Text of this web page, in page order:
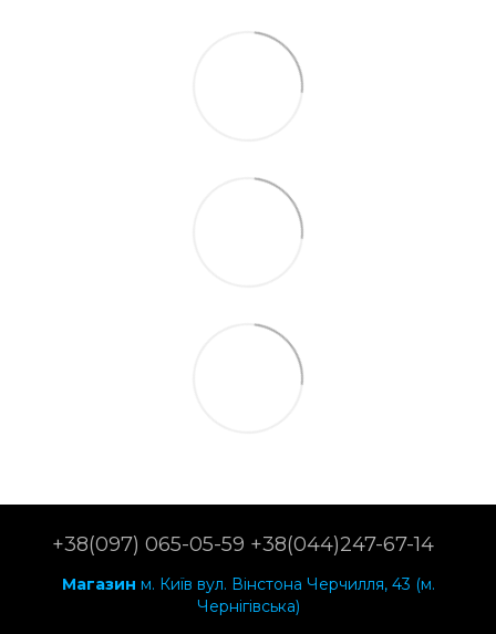
+38(097) 065-05-59 +38(044)247-67-14
Магазин м. Київ вул. Вінстона Черчилля, 43 (м.
Чернігівська)